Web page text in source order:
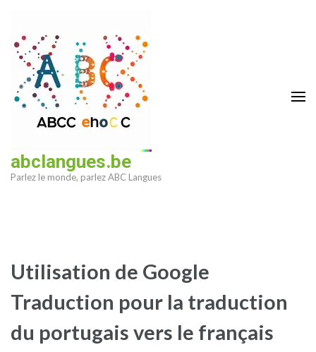
contenu
(Pressez
Entrée)
abclangues.be
Parlez le monde, parlez ABC Langues
Utilisation de Google
Traduction pour la traduction
du portugais vers le français